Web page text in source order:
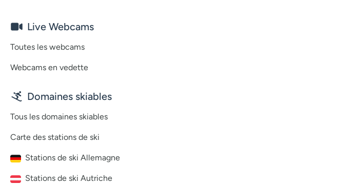
Live Webcams
Toutes les webcams
Webcams en vedette
Domaines skiables
Tous les domaines skiables
Carte des stations de ski
Stations de ski Allemagne
Stations de ski Autriche